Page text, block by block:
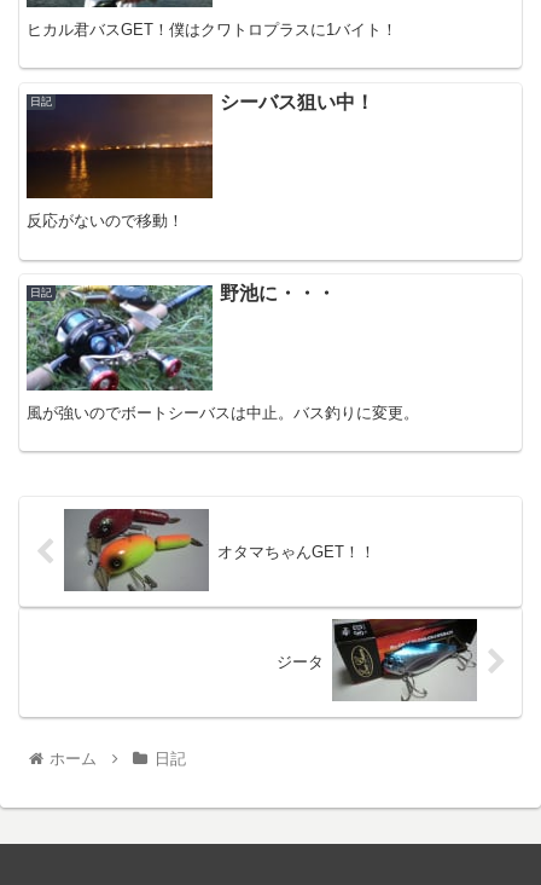
ヒカル君バスGET！僕はクワトロプラスに1バイト！
日記 シーバス狙い中！
反応がないので移動！
日記 野池に・・・
風が強いのでボートシーバスは中止。バス釣りに変更。
オタマちゃんGET！！
ジータ
ホーム 日記